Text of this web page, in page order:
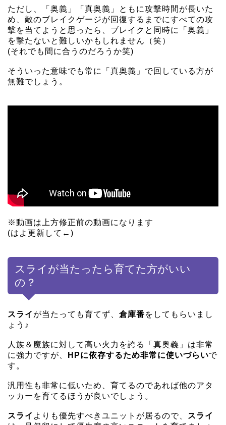
ただし、「奥義」「真奥義」ともに攻撃時間が長いた
め、敵のブレイクゲージが回復するまでにすべての攻
撃を当てようと思ったら、ブレイクと同時に「奥義」
を撃たないと難しいかもしれません（笑）
(それでも間に合うのだろうか笑)
そういった意味でも常に「真奥義」で回している方が
無難でしょう。
※動画は上方修正前の動画になります
(はよ更新して←)
スライが当たったら育てた方がいい
の？
スライ が当たっても育てず、 倉庫番をしてもらいまし
ょう♪
人族＆魔族に対して高い火力を誇る「真奥義」は非常
に強力ですが、
HPに依存するため非常に使いづらいで
す。
汎用性も非常に低いため、育てるのであれば他のアタ
ッカーを育てるほうが良いでしょう。
スライ よりも優先すべきユニットが居るので、
スライ